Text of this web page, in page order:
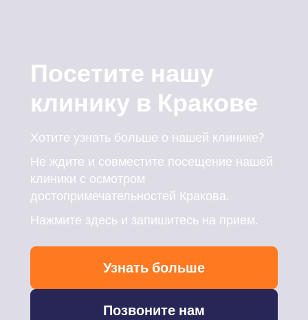
Посетите нашу
клинику в Кракове
Хотите узнать больше о нашей клинике?
Не ждите и совместите посещение нашей
клиники с осмотром
достопримечательностей Кракова.
Нажмите здесь и запишитесь на прием.
Узнать больше
Позвоните нам